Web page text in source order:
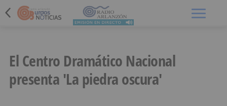
El Centro Dramático Nacional
presenta 'La piedra oscura'